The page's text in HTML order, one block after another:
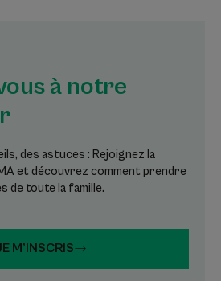
à notre
des astuces : Rejoignez la
et découvrez comment prendre
de toute la famille.
M’INSCRIS